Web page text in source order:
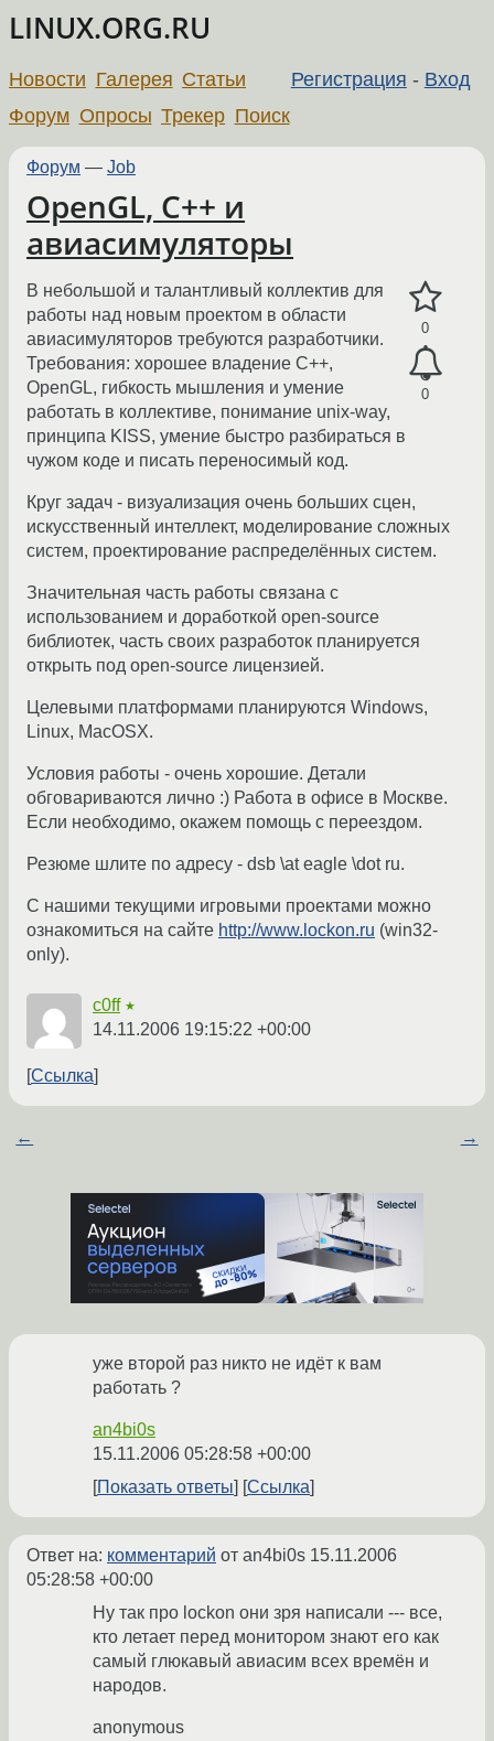
LINUX.ORG.RU
Регистрация - Вход
Новости Галерея Статьи
Форум Опросы Трекер Поиск
Форум — Job
OpenGL, C++ и
авиасимуляторы
0
0
В небольшой и талантливый коллектив для
работы над новым проектом в области
авиасимуляторов требуются разработчики.
Требования: хорошее владение C++,
OpenGL, гибкость мышления и умение
работать в коллективе, понимание unix-way,
принципа KISS, умение быстро разбираться в
чужом коде и писать переносимый код.
Круг задач - визуализация очень больших сцен,
искусственный интеллект, моделирование сложных
систем, проектирование распределённых систем.
Значительная часть работы связана с
использованием и доработкой open-source
библиотек, часть своих разработок планируется
открыть под open-source лицензией.
Целевыми платформами планируются Windows,
Linux, MacOSX.
Условия работы - очень хорошие. Детали
обговариваются лично :) Работа в офисе в Москве.
Если необходимо, окажем помощь с переездом.
Резюме шлите по адресу - dsb \at eagle \dot ru.
С нашими текущими игровыми проектами можно
ознакомиться на сайте http://www.lockon.ru (win32-
only).
c0ff ★
14.11.2006 19:15:22 +00:00
Ссылка
← →
уже второй раз никто не идёт к вам
работать ?
an4bi0s
15.11.2006 05:28:58 +00:00
Показать ответы
Ссылка
Ответ на: комментарий от an4bi0s 15.11.2006
05:28:58 +00:00
Ну так про lockon они зря написали --- все,
кто летает перед монитором знают его как
самый глюкавый авиасим всех времён и
народов.
anonymous